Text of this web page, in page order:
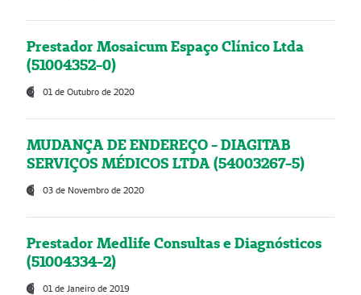
Prestador Mosaicum Espaço Clínico Ltda
(51004352-0)
01 de Outubro de 2020
MUDANÇA DE ENDEREÇO - DIAGITAB
SERVIÇOS MÉDICOS LTDA (54003267-5)
03 de Novembro de 2020
Prestador Medlife Consultas e Diagnósticos
(51004334-2)
01 de Janeiro de 2019